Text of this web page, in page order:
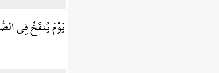
يَوْمَ يُنفَخُ فِي